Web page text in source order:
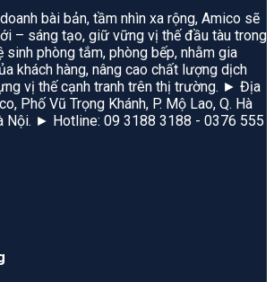
bài bản, tầm nhìn xa rộng, Amico sẽ
– sáng tạo, giữ vững vị thế đầu tàu trong
sinh phòng tắm, phòng bếp, nhằm gia
khách hàng, nâng cao chất lượng dịch
vị thế cạnh tranh trên thị trường. ► Địa
Phố Vũ Trọng Khánh, P. Mộ Lao, Q. Hà
Nội. ► Hotline: 09 3188 3188 - 0376 555